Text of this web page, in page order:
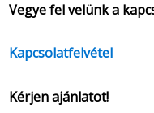
Vegye fel velünk a
Kapcsolatfelvétel
Kérjen ajánlatot!